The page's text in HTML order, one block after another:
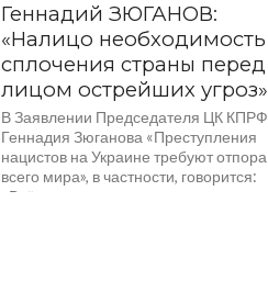
Геннадий ЗЮГАНОВ:
«Налицо необходимость
сплочения страны перед
лицом острейших угроз»
В Заявлении Председателя ЦК КПРФ
Геннадия Зюганова «Преступления
нацистов на Украине требуют отпора
всего мира», в частности, говорится:
«Всё происходящее подтверждает,